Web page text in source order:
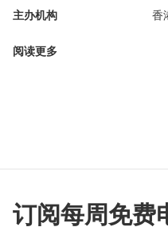
主办机构 香
阅读更多
订阅每周免费